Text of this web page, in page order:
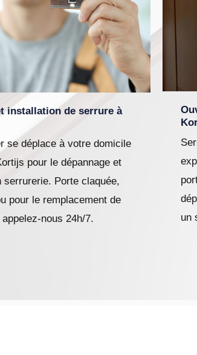
installation de serrure à
se déplace à votre domicile
pour le dépannage et
serrurerie. Porte claquée,
pour le remplacement de
nous 24h/7.
un